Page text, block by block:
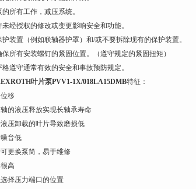
所有工作，减压系统。
未经授权的修改或变更影响安全和功能。
护装置（例如联轴器护罩）和/或不要拆除现有的保护装置。
保所有安装螺钉的紧固位置。（遵守规定的紧固扭矩）
格遵守通常有效的安全和事故预防规定。
叶片泵PVV1-1X/018LA15DMB特征：
移
的液压释放实现长轴承寿命
压卸载的叶片导致磨损低
音低
更换泵筒，易于维修
高
择压力端口的位置